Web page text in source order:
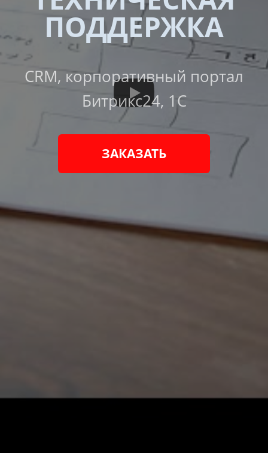
ПОДДЕРЖКА
CRM, корпоративный портал
Битрикс24, 1С
ЗАКАЗАТЬ